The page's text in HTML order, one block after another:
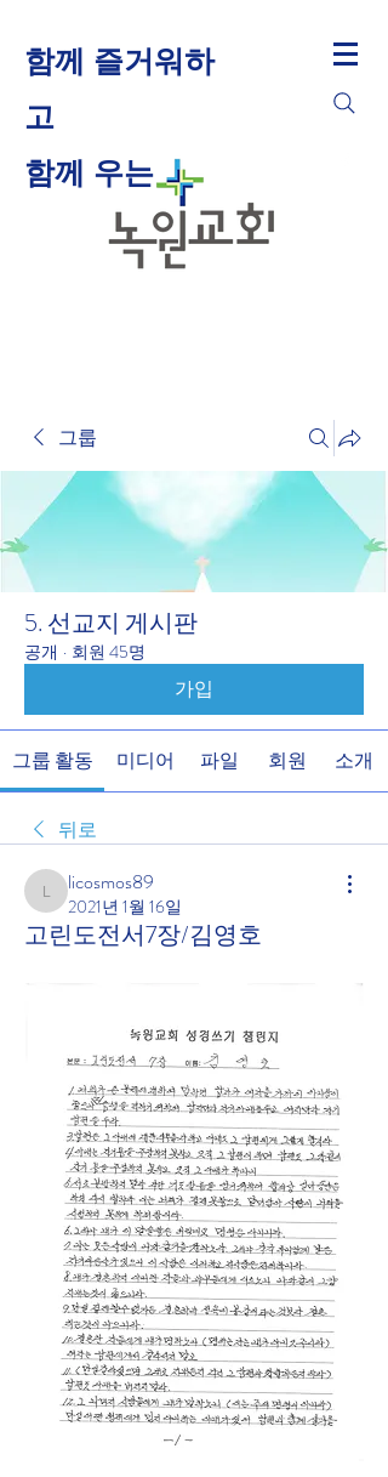
함께 즐거워하
고
​함께 우는
그룹
5. 선교지 게시판
공개 · 회원 45명
가입
그룹 활동 미디어 파일 회원 소개
뒤로
licosmos89
licosmos89
2021년 1월 16일
고린도전서7장/김영호